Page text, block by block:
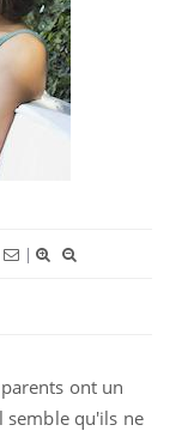
|
ont un
semble qu'ils ne